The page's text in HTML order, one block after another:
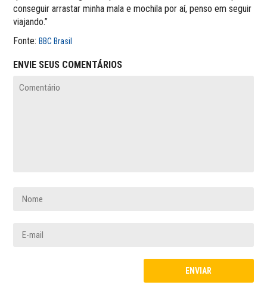
conseguir arrastar minha mala e mochila por aí, penso em seguir
viajando.”
Fonte:BBC Brasil
ENVIE SEUS COMENTÁRIOS